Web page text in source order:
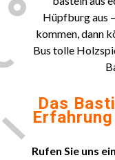
Hüpfburg aus
kommen, dann
Bus tolle
Das
Rufen Sie uns